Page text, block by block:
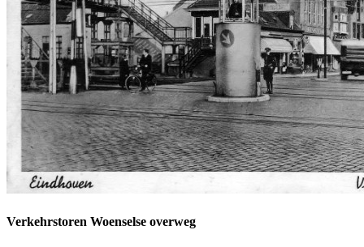
Verkehrstoren Woenselse overweg